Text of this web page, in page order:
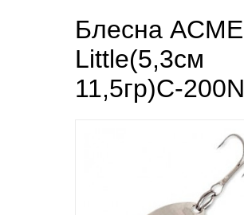
Блесна ACME
Little(5,3см
11,5гр)С-200N